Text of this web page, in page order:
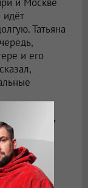
и Москве
идёт
Татьяна
и его
эмоции,
Т-